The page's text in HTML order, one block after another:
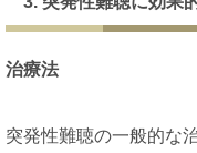
治療法
突発性難聴の一般的な